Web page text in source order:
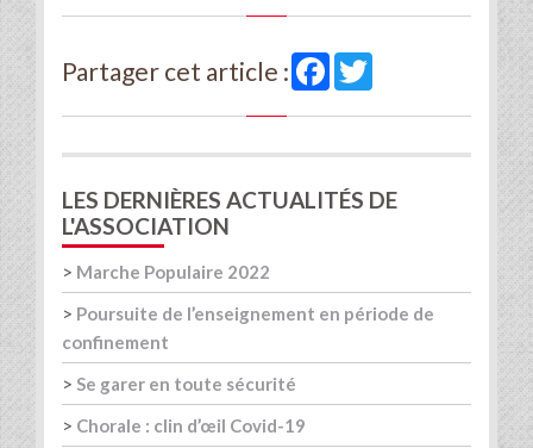
Partager cet article : Facebook
LES DERNIÈRES ACTUALITÉS DE
L'ASSOCIATION
> Marche Populaire 2022
> Poursuite de l’enseignement en période de
confinement
> Se garer en toute sécurité
> Chorale : clin d’œil Covid-19